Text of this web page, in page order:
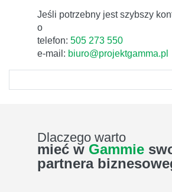
Jeśli potrzebny jest szybszy
o
telefon: 505 273 550
e-mail: biuro@projektgamma.pl
Dlaczego warto
mieć w Gammie
partnera